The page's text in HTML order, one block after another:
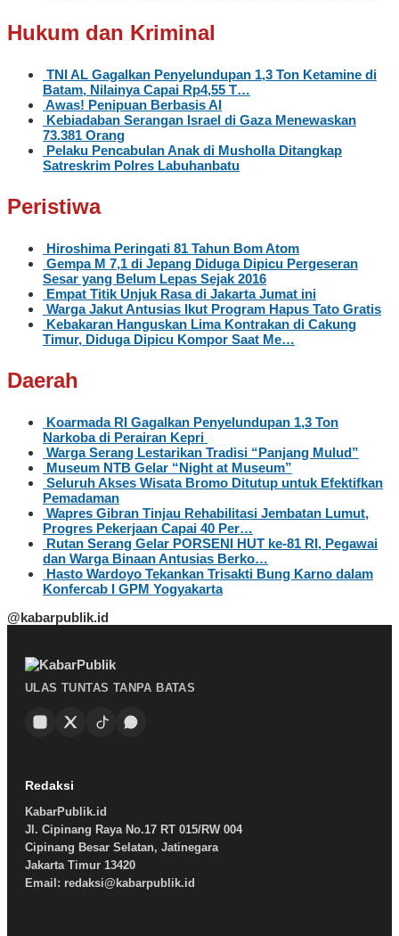
Hukum dan Kriminal
TNI AL Gagalkan Penyelundupan 1,3 Ton Ketamine di
Batam, Nilainya Capai Rp4,55 T…
Awas! Penipuan Berbasis AI
Kebiadaban Serangan Israel di Gaza Menewaskan
73.381 Orang
Pelaku Pencabulan Anak di Musholla Ditangkap
Satreskrim Polres Labuhanbatu
Peristiwa
Hiroshima Peringati 81 Tahun Bom Atom
Gempa M 7,1 di Jepang Diduga Dipicu Pergeseran
Sesar yang Belum Lepas Sejak 2016
Empat Titik Unjuk Rasa di Jakarta Jumat ini
Warga Jakut Antusias Ikut Program Hapus Tato Gratis
Kebakaran Hanguskan Lima Kontrakan di Cakung
Timur, Diduga Dipicu Kompor Saat Me…
Daerah
Koarmada RI Gagalkan Penyelundupan 1,3 Ton
Narkoba di Perairan Kepri
Warga Serang Lestarikan Tradisi “Panjang Mulud”
Museum NTB Gelar “Night at Museum”
Seluruh Akses Wisata Bromo Ditutup untuk Efektifkan
Pemadaman
Wapres Gibran Tinjau Rehabilitasi Jembatan Lumut,
Progres Pekerjaan Capai 40 Per…
Rutan Serang Gelar PORSENI HUT ke-81 RI, Pegawai
dan Warga Binaan Antusias Berko…
Hasto Wardoyo Tekankan Trisakti Bung Karno dalam
Konfercab I GPM Yogyakarta
@kabarpublik.id
ULAS TUNTAS TANPA BATAS
Redaksi
KabarPublik.id
Jl. Cipinang Raya No.17 RT 015/RW 004
Cipinang Besar Selatan, Jatinegara
Jakarta Timur 13420
Email: redaksi@kabarpublik.id